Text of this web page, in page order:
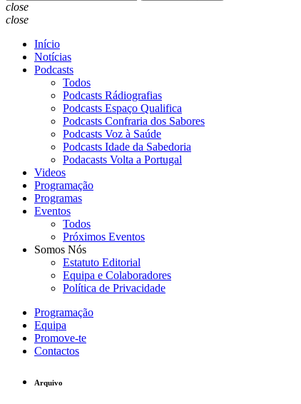
close
close
Início
Notícias
Podcasts
Todos
Podcasts Rádiografias
Podcasts Espaço Qualifica
Podcasts Confraria dos Sabores
Podcasts Voz à Saúde
Podcasts Idade da Sabedoria
Podacasts Volta a Portugal
Videos
Programação
Programas
Eventos
Todos
Próximos Eventos
Somos Nós
Estatuto Editorial
Equipa e Colaboradores
Política de Privacidade
Programação
Equipa
Promove-te
Contactos
Arquivo